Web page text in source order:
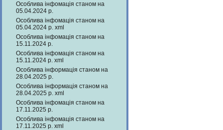
Особлива інфомація станом на
05.04.2024 р.
Особлива інфомація станом на
05.04.2024 р. xml
Особлива інфомація станом на
15.11.2024 р.
Особлива інфомація станом на
15.11.2024 р. xml
Особлива інформація станом на
28.04.2025 р.
Особлива інформація станом на
28.04.2025 р. xml
Особлива інфомація станом на
17.11.2025 р.
Особлива інфомація станом на
17.11.2025 р. xml